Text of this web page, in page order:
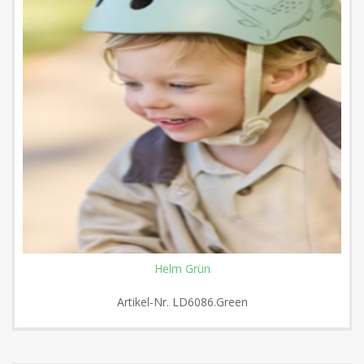
Helm Grün
Artikel-Nr. LD6086.Green